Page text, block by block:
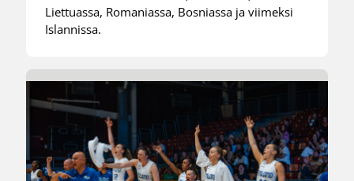
Liettuassa, Romaniassa, Bosniassa ja viimeksi
Islannissa.